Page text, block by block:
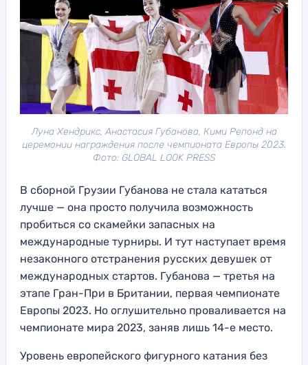
Луна Хендрикс, Анастасия Губанова, Кими Репонд на
церемонии награждения после чемпионата Европы 2023.
Фото: GLOBAL LOOK PRESS
В сборной Грузии Губанова не стала кататься
лучше — она просто получила возможность
пробиться со скамейки запасных на
международные турниры. И тут наступает время
незаконного отстранения русских девушек от
международных стартов. Губанова — третья на
этапе Гран-При в Британии, первая чемпионате
Европы 2023. Но оглушительно проваливается на
чемпионате мира 2023, заняв лишь 14-е место.
Уровень европейского фигурного катания без